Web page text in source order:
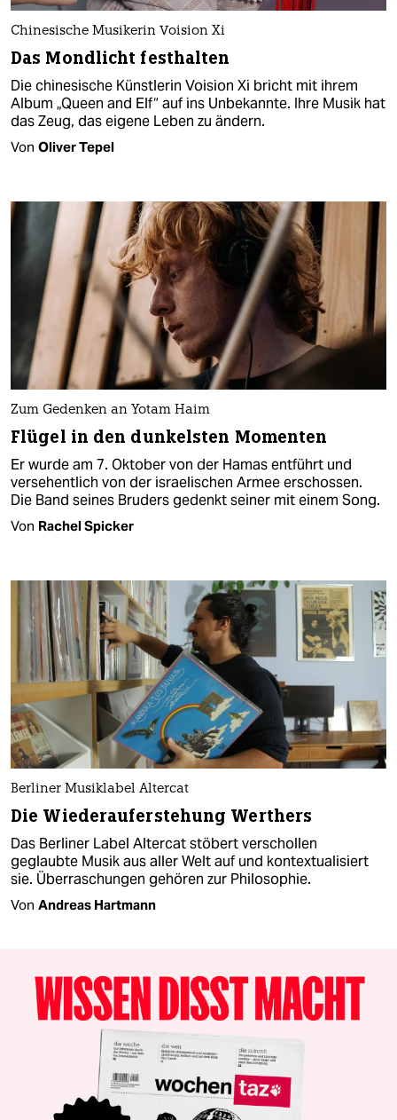
Chinesische Musikerin Voision Xi
Das Mondlicht festhalten
Die chinesische Künstlerin Voision Xi bricht mit ihrem
Album „Queen and Elf“ auf ins Unbekannte. Ihre Musik hat
das Zeug, das eigene Leben zu ändern.
Von Oliver Tepel
Zum Gedenken an Yotam Haim
Flügel in den dunkelsten Momenten
Er wurde am 7. Oktober von der Hamas entführt und
versehentlich von der israelischen Armee erschossen.
Die Band seines Bruders gedenkt seiner mit einem Song.
Von Rachel Spicker
Berliner Musiklabel Altercat
Die Wiederauferstehung Werthers
Das Berliner Label Altercat stöbert verschollen
geglaubte Musik aus aller Welt auf und kontextualisiert
sie. Überraschungen gehören zur Philosophie.
Von Andreas Hartmann